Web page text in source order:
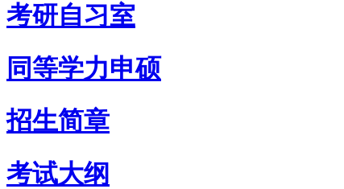
考研自习室
同等学力申硕
招生简章
考试大纲